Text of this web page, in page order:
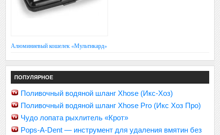
Алюминиевый кошелек «Мультикард»
ПОПУЛЯРНОЕ
Поливочный водяной шланг Xhose (Икс-Хоз)
Поливочный водяной шланг Xhose Pro (Икс Хоз Про)
Чудо лопата рыхлитель «Крот»
Pops-A-Dent — инструмент для удаления вмятин без